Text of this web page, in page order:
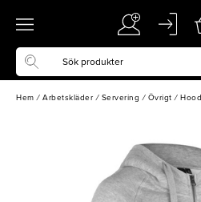
Hem / Arbetskläder / Servering / Övrigt /